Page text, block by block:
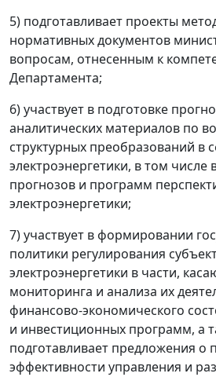
5) подготавливает проекты
нормативных документов
вопросам, отнесенным к
Департамента;
6) участвует в подготовке
аналитических материалов по
структурных преобразований в
электроэнергетики, в том числе
прогнозов и программ
электроэнергетики;
7) участвует в формировании
политики регулирования
электроэнергетики в части,
мониторинга и анализа их
финансово-экономического
и инвестиционных программ, а
подготавливает предложения
эффективности управления и